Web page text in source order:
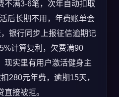
不满3-6笔，次年自动扣取
后长期不用，年费账单会
银行同步上报征信逾期记
计算复利，欠费满90
现实里有用户激活健身主
280元年费，逾期15天，
接被拒。